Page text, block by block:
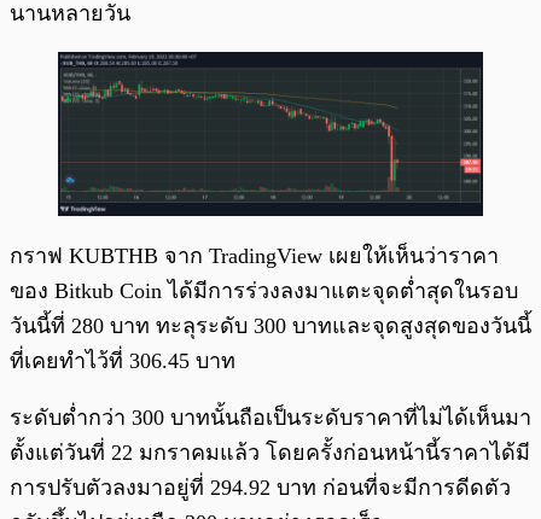
นานหลายวัน
กราฟ KUBTHB จาก TradingView เผยให้เห็นว่าราคา
ของ Bitkub Coin ได้มีการร่วงลงมาแตะจุดต่ำสุดในรอบ
วันนี้ที่ 280 บาท ทะลุระดับ 300 บาทและจุดสูงสุดของวันนี้
ที่เคยทำไว้ที่ 306.45 บาท
ระดับต่ำกว่า 300 บาทนั้นถือเป็นระดับราคาที่ไม่ได้เห็นมา
ตั้งแต่วันที่ 22 มกราคมแล้ว โดยครั้งก่อนหน้านี้ราคาได้มี
การปรับตัวลงมาอยู่ที่ 294.92 บาท ก่อนที่จะมีการดีดตัว